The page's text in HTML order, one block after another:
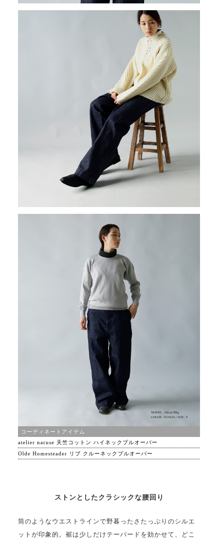
コーディネートアイテム
atelier naruse 天竺コットン ハイネックプルオーバー
Olde Homesteader リブ クルーネックプルオーバー
ストンとしたクラシックな腰回り
筒のようなウエストラインで野暮ったさたっぷりのシルエ
ットが印象的。裾は少しだけテーパードを効かせて、どこ